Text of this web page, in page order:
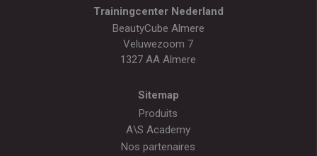
Trainingcenter Nederland
BeautyCube Almere
Veluwezoom 7
1327 AA Almere
Sitemap
Produits
A\S Academy
Nos partenaires